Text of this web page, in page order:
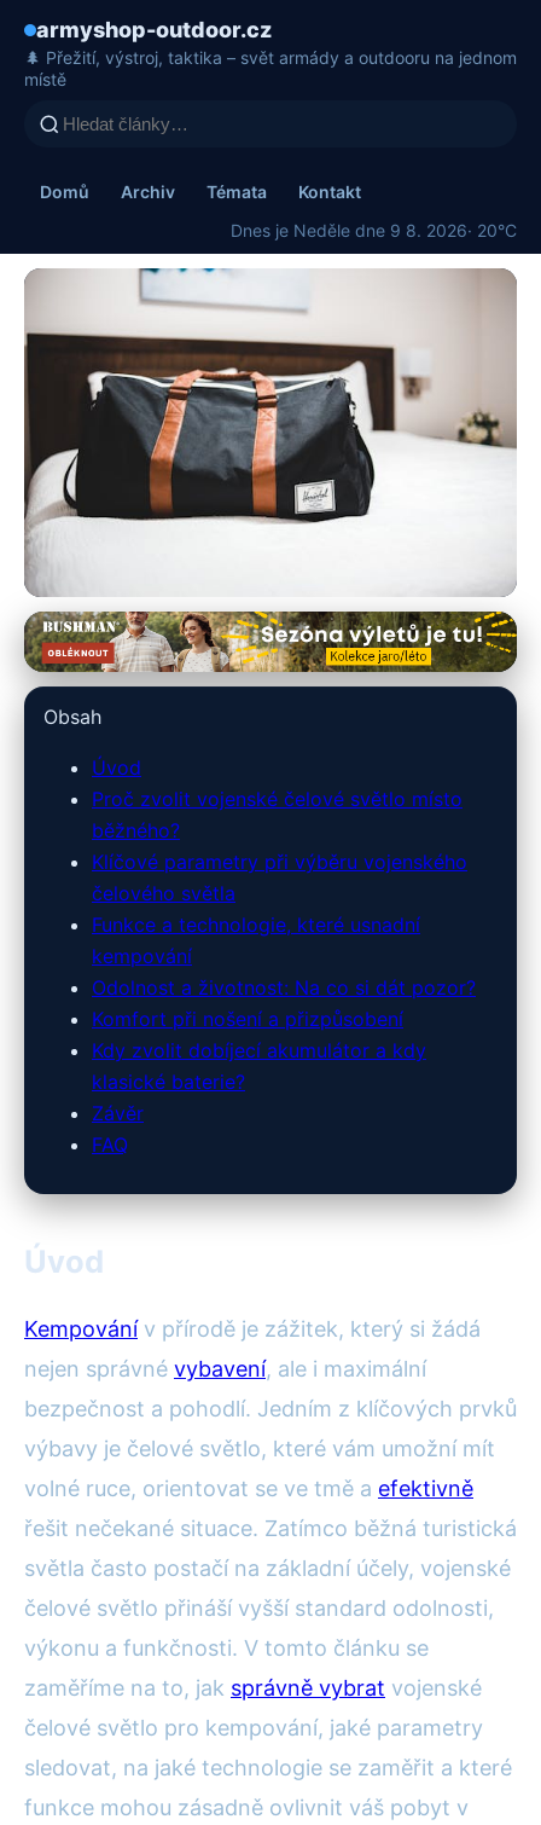
armyshop-outdoor.cz
🌲 Přežití, výstroj, taktika – svět armády a outdooru na jednom
místě
Domů Archiv Témata
Kontakt
Dnes je Neděle dne 9 8. 2026· 20°C
armyshop-outdoor.cz
Nepostradatelný Společník pro
Noční Pobyt v Přírodě:
Vojenské Čelovky
27. 2. 2026· 9 min čtení · Autor: Lucie Marešová
Obsah
Úvod
Proč zvolit vojenské čelové světlo místo
běžného?
Klíčové parametry při výběru vojenského
čelového světla
Funkce a technologie, které usnadní
kempování
Odolnost a životnost: Na co si dát pozor?
Komfort při nošení a přizpůsobení
Kdy zvolit dobíjecí akumulátor a kdy
klasické baterie?
Závěr
FAQ
Úvod
Kempovánív přírodě je zážitek, který si žádá
nejen správné vybavení, ale i maximální
bezpečnost a pohodlí. Jedním z klíčových prvků
výbavy je čelové světlo, které vám umožní mít
volné ruce, orientovat se ve tmě a efektivně
řešit nečekané situace. Zatímco běžná turistická
světla často postačí na základní účely, vojenské
čelové světlo přináší vyšší standard odolnosti,
výkonu a funkčnosti. V tomto článku se
zaměříme na to, jak správně vybrat vojenské
čelové světlo pro kempování, jaké parametry
sledovat, na jaké technologie se zaměřit a které
funkce mohou zásadně ovlivnit váš pobyt v